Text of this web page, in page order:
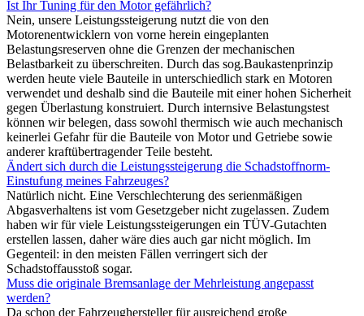
Ist Ihr Tuning für den Motor gefährlich?
Nein, unsere Leistungssteigerung nutzt die von den
Motorenentwicklern von vorne herein eingeplanten
Belastungsreserven ohne die Grenzen der mechanischen
Belastbarkeit zu überschreiten. Durch das sog.Baukastenprinzip
werden heute viele Bauteile in unterschiedlich stark en Motoren
verwendet und deshalb sind die Bauteile mit einer hohen Sicherheit
gegen Überlastung konstruiert. Durch internsive Belastungstest
können wir belegen, dass sowohl thermisch wie auch mechanisch
keinerlei Gefahr für die Bauteile von Motor und Getriebe sowie
anderer kraftübertragender Teile besteht.
Ändert sich durch die Leistungssteigerung die Schadstoffnorm-
Einstufung meines Fahrzeuges?
Natürlich nicht. Eine Verschlechterung des serienmäßigen
Abgasverhaltens ist vom Gesetzgeber nicht zugelassen. Zudem
haben wir für viele Leistungssteigerungen ein TÜV-Gutachten
erstellen lassen, daher wäre dies auch gar nicht möglich. Im
Gegenteil: in den meisten Fällen verringert sich der
Schadstoffausstoß sogar.
Muss die originale Bremsanlage der Mehrleistung angepasst
werden?
Da schon der Fahrzeughersteller für ausreichend große